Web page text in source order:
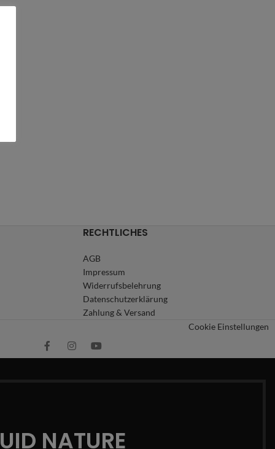
RECHTLICHES
AGB
Impressum
Widerrufsbelehrung
Datenschutzerklärung
Zahlung & Versand
Cookie Einstellungen
NATURE